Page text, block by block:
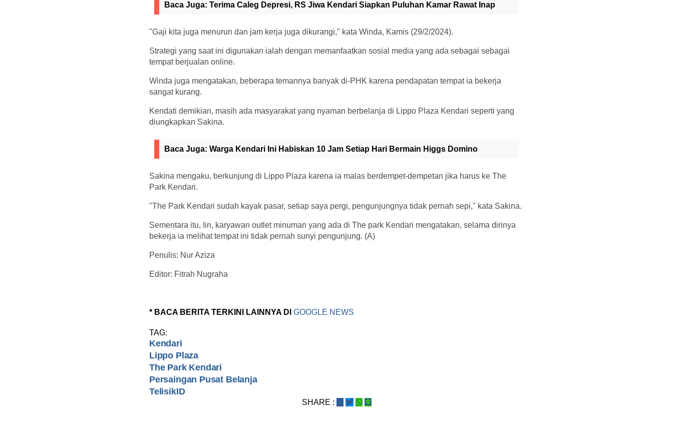
Baca Juga: Terima Caleg Depresi, RS Jiwa Kendari Siapkan Puluhan Kamar Rawat Inap
"Gaji kita juga menurun dan jam kerja juga dikurangi," kata Winda, Kamis (29/2/2024).
Strategi yang saat ini digunakan ialah dengan memanfaatkan sosial media yang ada sebagai sebagai
tempat berjualan online.
Winda juga mengatakan, beberapa temannya banyak di-PHK karena pendapatan tempat ia bekerja
sangat kurang.
Kendati demikian, masih ada masyarakat yang nyaman berbelanja di Lippo Plaza Kendari seperti yang
diungkapkan Sakina.
Baca Juga: Warga Kendari Ini Habiskan 10 Jam Setiap Hari Bermain Higgs Domino
Sakina mengaku, berkunjung di Lippo Plaza karena ia malas berdempet-dempetan jika harus ke The
Park Kendari.
"The Park Kendari sudah kayak pasar, setiap saya pergi, pengunjungnya tidak pernah sepi," kata Sakina.
Sementara itu, Iin, karyawan outlet minuman yang ada di The park Kendari mengatakan, selama dirinya
bekerja ia melihat tempat ini tidak pernah sunyi pengunjung. (A)
Penulis: Nur Aziza
Editor: Fitrah Nugraha
* BACA BERITA TERKINI LAINNYA DI GOOGLE NEWS
TAG:
Kendari
Lippo Plaza
The Park Kendari
Persaingan Pusat Belanja
TelisikID
SHARE :